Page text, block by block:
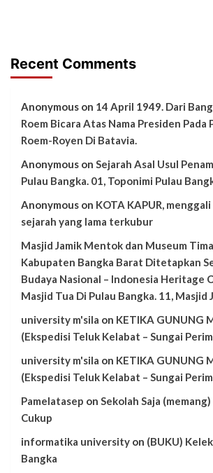
Recent Comments
Anonymous on 14 April 1949. Dari
Roem Bicara Atas Nama Presiden Pada
Roem-Royen Di Batavia.
Anonymous on Sejarah Asal Usul
Pulau Bangka. 01, Toponimi Pulau
Anonymous on KOTA KAPUR,
sejarah yang lama terkubur
Masjid Jamik Mentok dan Museum
Kabupaten Bangka Barat Ditetapkan
Budaya Nasional – Indonesia Heritage
Masjid Tua Di Pulau Bangka. 11, Masjid
university m'sila on KETIKA GUNUNG
(Ekspedisi Teluk Kelabat – Sungai
university m'sila on KETIKA GUNUNG
(Ekspedisi Teluk Kelabat – Sungai
Pamelatasep on Sekolah Saja
Cukup
informatika university on (BUKU)
Bangka